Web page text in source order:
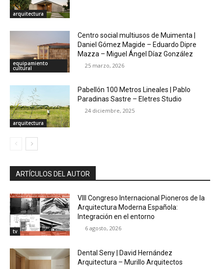
arquitectura
equipamiento
cultural
Centro social multiusos de Muimenta |
Daniel Gómez Magide – Eduardo Dipre
Mazza – Miguel Ángel Díaz González
25 marzo, 2026
arquitectura
Pabellón 100 Metros Lineales | Pablo
Paradinas Sastre – Eletres Studio
24 diciembre, 2025
ARTÍCULOS DEL AUTOR
tv
VIII Congreso Internacional Pioneros de la
Arquitectura Moderna Española:
Integración en el entorno
6 agosto, 2026
Dental Seny | David Hernández
Arquitectura – Murillo Arquitectos